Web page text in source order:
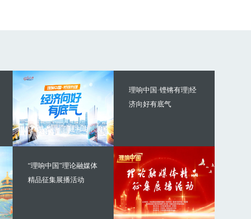
理响中国·铿锵有理|经
济向好有底气
“理响中国”理论融媒体
精品征集展播活动